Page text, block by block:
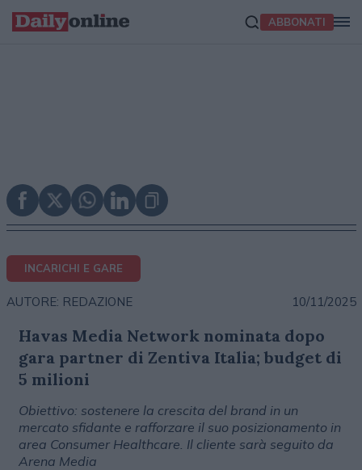
ABBONATI
INCARICHI E GARE
AUTORE: REDAZIONE 10/11/2025
Havas Media Network nominata dopo
gara partner di Zentiva Italia; budget di
5 milioni
Obiettivo: sostenere la crescita del brand in un
mercato sfidante e rafforzare il suo posizionamento in
area Consumer Healthcare. Il cliente sarà seguito da
Arena Media